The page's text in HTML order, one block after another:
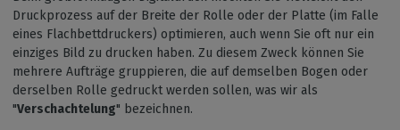
Druckprozess auf der Breite der Rolle oder der Platte (im Falle
eines Flachbettdruckers) optimieren, auch wenn Sie oft nur ein
einziges Bild zu drucken haben. Zu diesem Zweck können Sie
mehrere Aufträge gruppieren, die auf demselben Bogen oder
derselben Rolle gedruckt werden sollen, was wir als
"Verschachtelung" bezeichnen.